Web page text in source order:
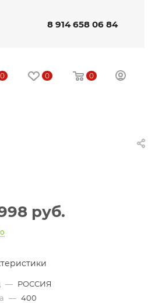
8 914 658 06 84
0 0 0
руб.
— РОССИЯ
— 400